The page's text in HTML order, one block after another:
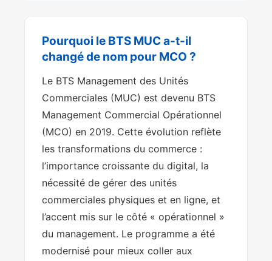
Pourquoi le BTS MUC a-t-il
changé de nom pour MCO ?
Le BTS Management des Unités
Commerciales (MUC) est devenu BTS
Management Commercial Opérationnel
(MCO) en 2019. Cette évolution reflète
les transformations du commerce :
l’importance croissante du digital, la
nécessité de gérer des unités
commerciales physiques et en ligne, et
l’accent mis sur le côté « opérationnel »
du management. Le programme a été
modernisé pour mieux coller aux